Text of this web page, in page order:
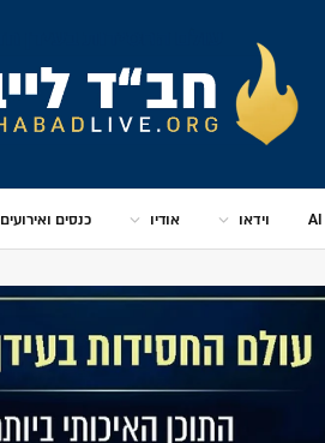
וידאו אודיו כנסים ואירועים